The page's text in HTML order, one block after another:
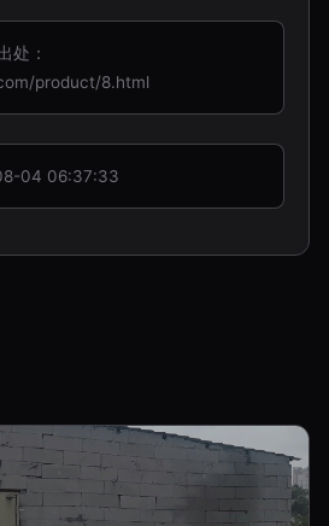
处：
product/8.html
04 06:37:33